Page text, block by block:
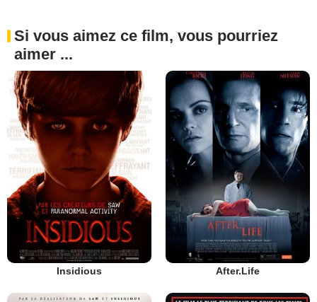
Si vous aimez ce film, vous pourriez
aimer ...
Insidious After.Life